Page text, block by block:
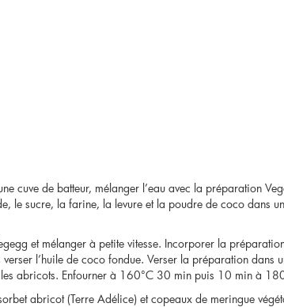
cuve de batteur, mélanger l’eau avec la préparation
le sucre, la farine, la levure et la poudre de coco dans
et mélanger à petite vitesse. Incorporer la
l’huile de coco fondue. Verser la préparation dans
abricots. Enfourner à 160°C 30 min puis 10 min à
abricot (Terre Adélice) et copeaux de meringue